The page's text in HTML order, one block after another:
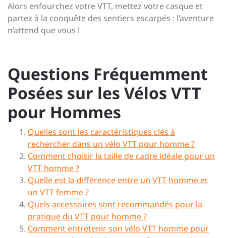
Alors enfourchez votre VTT, mettez votre casque et
partez à la conquête des sentiers escarpés : l’aventure
n’attend que vous !
Questions Fréquemment
Posées sur les Vélos VTT
pour Hommes
Quelles sont les caractéristiques clés à
rechercher dans un vélo VTT pour homme ?
Comment choisir la taille de cadre idéale pour un
VTT homme ?
Quelle est la différence entre un VTT homme et
un VTT femme ?
Quels accessoires sont recommandés pour la
pratique du VTT pour homme ?
Comment entretenir son vélo VTT homme pour